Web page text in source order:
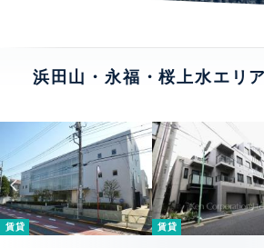
浜田山・永福・桜上水エリ
賃貸 賃貸